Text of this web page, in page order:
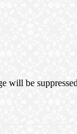
will be